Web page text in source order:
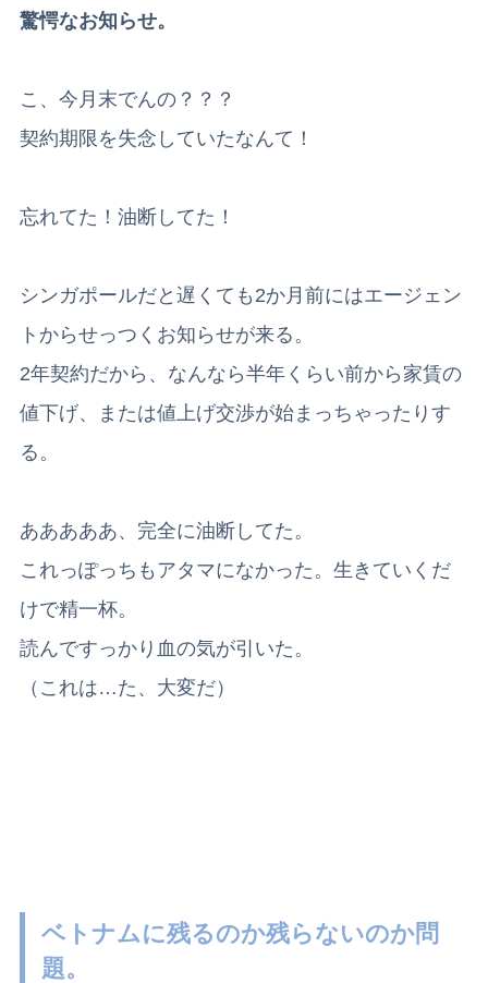
驚愕なお知らせ。
こ、今月末でんの？？？
契約期限を失念していたなんて！
忘れてた！油断してた！
シンガポールだと遅くても2か月前にはエージェン
トからせっつくお知らせが来る。
2年契約だから、なんなら半年くらい前から家賃の
値下げ、または値上げ交渉が始まっちゃったりす
る。
あああああ、完全に油断してた。
これっぽっちもアタマになかった。生きていくだ
けで精一杯。
読んですっかり血の気が引いた。
（これは…た、大変だ）
ベトナムに残るのか残らないのか問
題。